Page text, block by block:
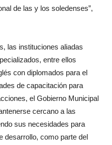
de las y los soledenses”,
las instituciones aliadas
entre ellos
con diplomados para el
de capacitación para
el Gobierno Municipal
cercano a las
sus necesidades para
desarrollo, como parte del